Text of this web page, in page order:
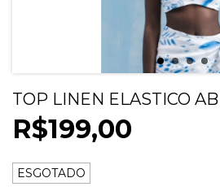
TOP LINEN ELASTICO
R$199,00
ESGOTADO